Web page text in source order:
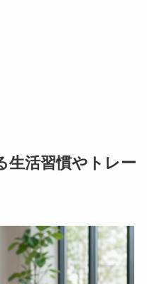
生活習慣やトレー